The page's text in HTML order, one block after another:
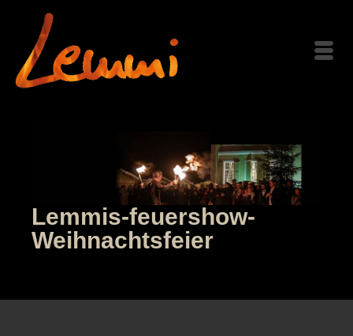
Lemmis-feuershow-
Weihnachtsfeier